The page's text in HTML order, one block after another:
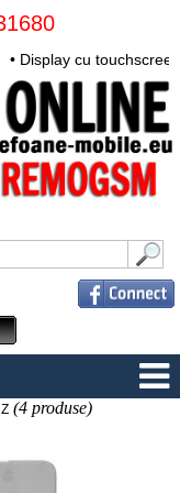
• Display cu
(4 produse)